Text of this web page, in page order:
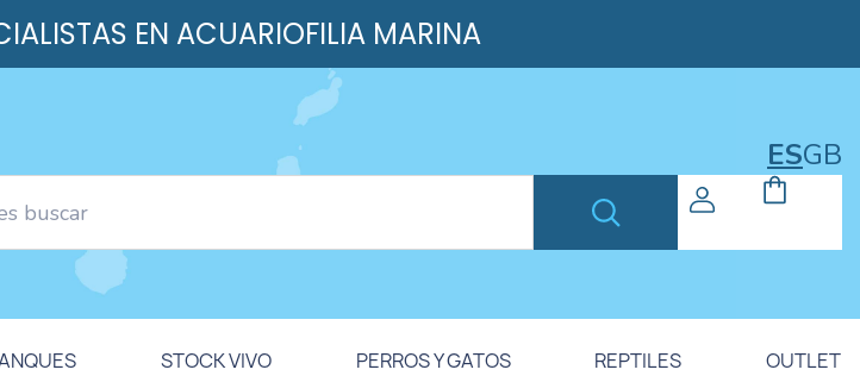
EN ACUARIOFILIA MARINA
ESGB
STOCK VIVO PERROS Y GATOS REPTILES OUTLET